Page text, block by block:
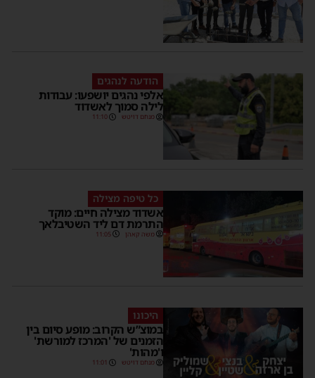
הודעה לנהגים
אלפי נהגים יושפעו: עבודות
לילה סמוך לאשדוד
מנחם דויטש 11:10
כל טיפה מצילה
אשדוד מצילה חיים: מוקד
התרמת דם ליד השטיבלאך
משה קאהן 11:05
היכונו
במוצ”ש הקרוב: מופע סיום בין
הזמנים של 'המרכז למורשת'
ו'מהות'
מנחם דויטש 11:01